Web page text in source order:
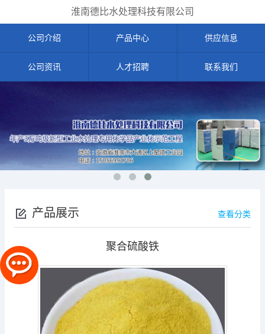
淮南德比水处理科技有限公司
公司介绍 产品中心 供应信息
公司资讯 人才招聘 联系我们
产品展示 查看分类
聚合硫酸铁